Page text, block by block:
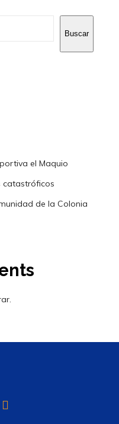
Buscar
el Maquio
catastróficos
de la Colonia